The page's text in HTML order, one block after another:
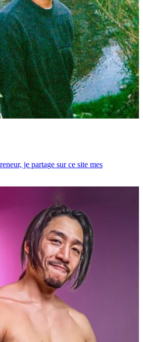
je partage sur ce site mes